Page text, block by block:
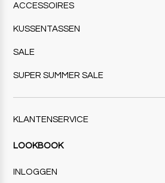
ACCESSOIRES
KUSSENTASSEN
SALE
SUPER SUMMER SALE
KLANTENSERVICE
LOOKBOOK
INLOGGEN